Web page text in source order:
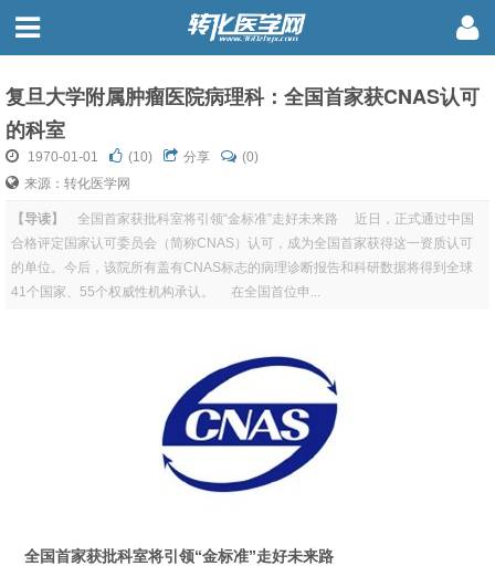
复旦大学附属肿瘤医院病理科：全国首家获CNAS认可
的科室
1970-01-01 (10) 分享
(0)
来源：转化医学网
【导读】
全国首家获批科室将引领“金标准”走好未来路 近日，正式通过中国
合格评定国家认可委员会（简称CNAS）认可，成为全国首家获得这一资质认可
的单位。今后，该院所有盖有CNAS标志的病理诊断报告和科研数据将得到全球
41个国家、55个权威性机构承认。 在全国首位申...
全国首家获批科室将引领“金标准”走好未来路